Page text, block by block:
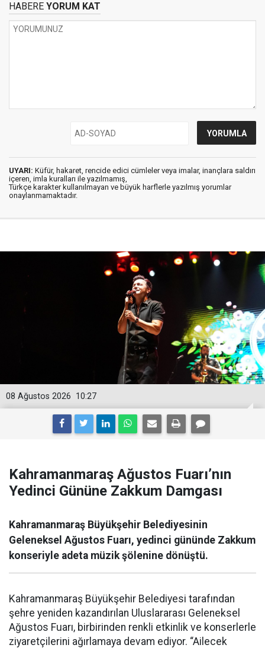
HABERE YORUM KAT
UYARI: Küfür, hakaret, rencide edici cümleler veya imalar, inançlara saldırı
içeren, imla kuralları ile yazılmamış,
Türkçe karakter kullanılmayan ve büyük harflerle yazılmış yorumlar
onaylanmamaktadır.
10:27
08 Ağustos 2026
Kahramanmaraş Ağustos Fuarı’nın
Yedinci Gününe Zakkum Damgası
Kahramanmaraş Büyükşehir Belediyesinin
Geleneksel Ağustos Fuarı, yedinci gününde Zakkum
konseriyle adeta müzik şölenine dönüştü.
Kahramanmaraş Büyükşehir Belediyesi tarafından
şehre yeniden kazandırılan Uluslararası Geleneksel
Ağustos Fuarı, birbirinden renkli etkinlik ve konserlerle
ziyaretçilerini ağırlamaya devam ediyor. “Ailecek